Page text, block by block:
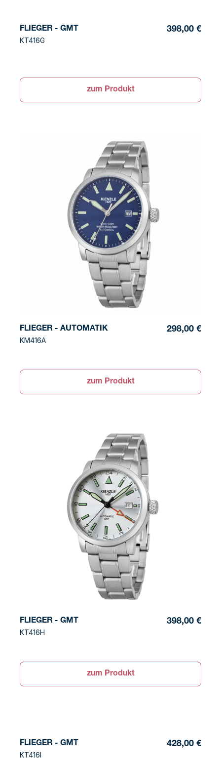
FLIEGER - GMT
KT416G
398,00 €
zum Produkt
FLIEGER - AUTOMATIK
KM416A
298,00 €
zum Produkt
FLIEGER - GMT
KT416H
398,00 €
zum Produkt
FLIEGER - GMT
KT416I
428,00 €